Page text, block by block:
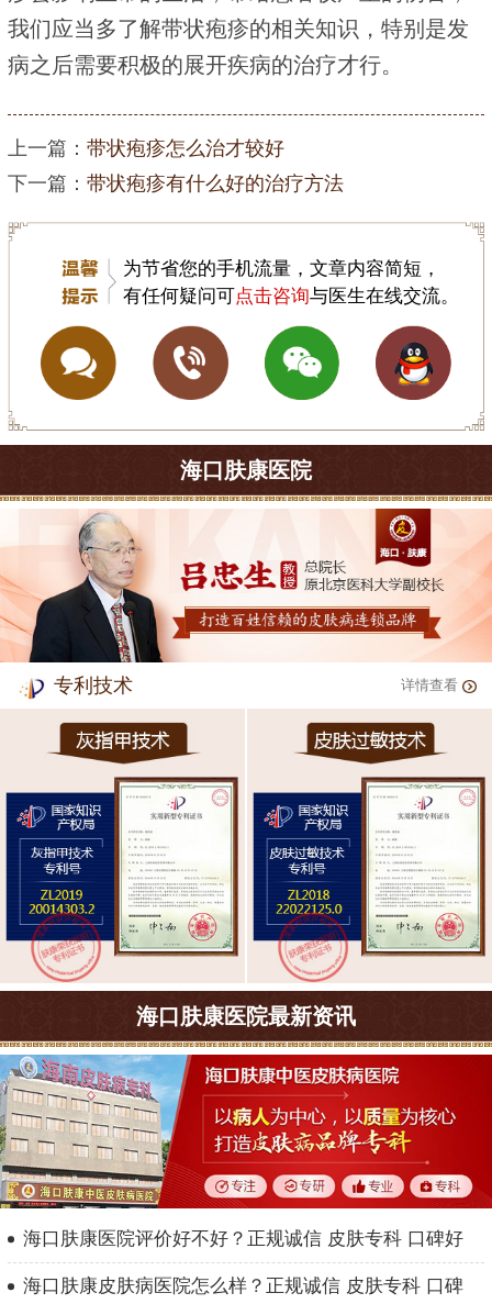
我们应当多了解带状疱疹的相关知识，特别是发
病之后需要积极的展开疾病的治疗才行。
上一篇： 带状疱疹怎么治才较好
下一篇： 带状疱疹有什么好的治疗方法
为节省您的手机流量，文章内容简短，
有任何疑问可点击咨询与医生在线交流。
海口肤康医院
专利技术 详情查看
海口肤康医院最新资讯
海口肤康医院评价好不好？正规诚信 皮肤专科 口碑好
海口肤康皮肤病医院怎么样？正规诚信 皮肤专科 口碑